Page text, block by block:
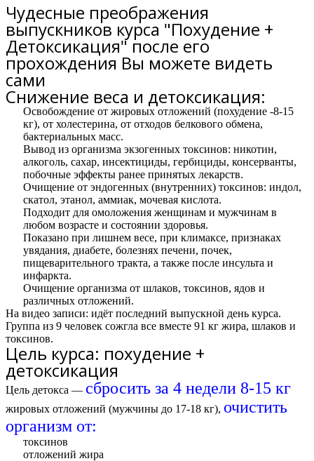
Чудесные преображения
выпускников курса "Похудение +
Детоксикация" после его
прохождения Вы можете видеть
сами
Снижение веса и детоксикация:
Освобождение от жировых отложений (похудение -8-15
кг), от холестерина, от отходов белкового обмена,
бактериальных масс.
Вывод из организма экзогенных токсинов: никотин,
алкоголь, сахар, инсектициды, гербициды, консерванты,
побочные эффекты ранее принятых лекарств.
Очищение от эндогенных (внутренних) токсинов: индол,
скатол, этанол, аммиак, мочевая кислота.
Подходит для омоложения женщинам и мужчинам в
любом возрасте и состоянии здоровья.
Показано при лишнем весе, при климаксе, признаках
увядания, диабете, болезнях печени, почек,
пищеварительного тракта, а также после инсульта и
инфаркта.
Очищение организма от шлаков, токсинов, ядов и
различных отложений.
На видео записи: идёт последний выпускной день курса.
Группа из 9 человек сожгла все вместе 91 кг жира, шлаков и
токсинов.
Цель курса: похудение +
детоксикация
Цель детокса — сбросить за 4 недели 8-15 кг
жировых отложений (мужчины до 17-18 кг), очистить
организм от:
токсинов
отложений жира